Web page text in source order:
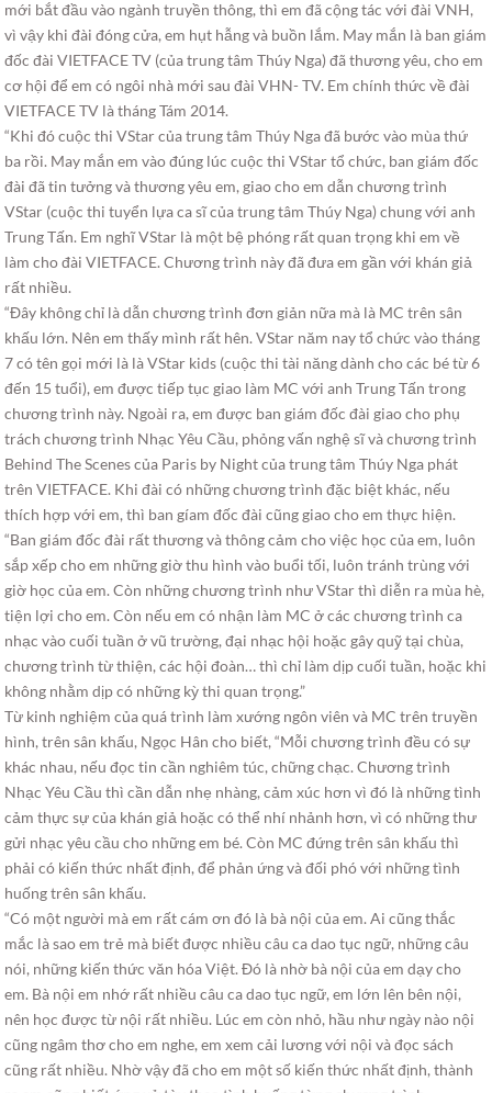
mới bắt đầu vào ngành truyền thông, thì em đã cộng tác với đài VNH,
vì vậy khi đài đóng cửa, em hụt hẫng và buồn lắm. May mắn là ban giám
đốc đài VIETFACE TV (của trung tâm Thúy Nga) đã thương yêu, cho em
cơ hội để em có ngôi nhà mới sau đài VHN- TV. Em chính thức về đài
VIETFACE TV là tháng Tám 2014.
“Khi đó cuộc thi VStar của trung tâm Thúy Nga đã bước vào mùa thứ
ba rồi. May mắn em vào đúng lúc cuộc thi VStar tổ chức, ban giám đốc
đài đã tin tưởng và thương yêu em, giao cho em dẫn chương trình
VStar (cuộc thi tuyển lựa ca sĩ của trung tâm Thúy Nga) chung với anh
Trung Tấn. Em nghĩ VStar là một bệ phóng rất quan trọng khi em về
làm cho đài VIETFACE. Chương trình này đã đưa em gần với khán giả
rất nhiều.
“Đây không chỉ là dẫn chương trình đơn giản nữa mà là MC trên sân
khấu lớn. Nên em thấy mình rất hên. VStar năm nay tổ chức vào tháng
7 có tên gọi mới là là VStar kids (cuộc thi tài năng dành cho các bé từ 6
đến 15 tuổi), em được tiếp tục giao làm MC với anh Trung Tấn trong
chương trình này. Ngoài ra, em được ban giám đốc đài giao cho phụ
trách chương trình Nhạc Yêu Cầu, phỏng vấn nghệ sĩ và chương trình
Behind The Scenes của Paris by Night của trung tâm Thúy Nga phát
trên VIETFACE. Khi đài có những chương trình đặc biệt khác, nếu
thích hợp với em, thì ban gíam đốc đài cũng giao cho em thực hiện.
“Ban giám đốc đài rất thương và thông cảm cho việc học của em, luôn
sắp xếp cho em những giờ thu hình vào buổi tối, luôn tránh trùng với
giờ học của em. Còn những chương trình như VStar thì diễn ra mùa hè,
tiện lợi cho em. Còn nếu em có nhận làm MC ở các chương trình ca
nhạc vào cuối tuần ở vũ trường, đại nhạc hội hoặc gây quỹ tại chùa,
chương trình từ thiện, các hội đoàn… thì chỉ làm dịp cuối tuần, hoặc khi
không nhằm dịp có những kỳ thi quan trọng.”
Từ kinh nghiệm của quá trình làm xướng ngôn viên và MC trên truyền
hình, trên sân khấu, Ngọc Hân cho biết, “Mỗi chương trình đều có sự
khác nhau, nếu đọc tin cần nghiêm túc, chững chạc. Chương trình
Nhạc Yêu Cầu thì cần dẫn nhẹ nhàng, cảm xúc hơn vì đó là những tình
cảm thực sự của khán giả hoặc có thể nhí nhảnh hơn, vì có những thư
gửi nhạc yêu cầu cho những em bé. Còn MC đứng trên sân khấu thì
phải có kiến thức nhất định, để phản ứng và đối phó với những tình
huống trên sân khấu.
“Có một người mà em rất cám ơn đó là bà nội của em. Ai cũng thắc
mắc là sao em trẻ mà biết được nhiều câu ca dao tục ngữ, những câu
nói, những kiến thức văn hóa Việt. Đó là nhờ bà nội của em dạy cho
em. Bà nội em nhớ rất nhiều câu ca dao tục ngữ, em lớn lên bên nội,
nên học được từ nội rất nhiều. Lúc em còn nhỏ, hầu như ngày nào nội
cũng ngâm thơ cho em nghe, em xem cải lương với nội và đọc sách
cũng rất nhiều. Nhờ vậy đã cho em một số kiến thức nhất định, thành